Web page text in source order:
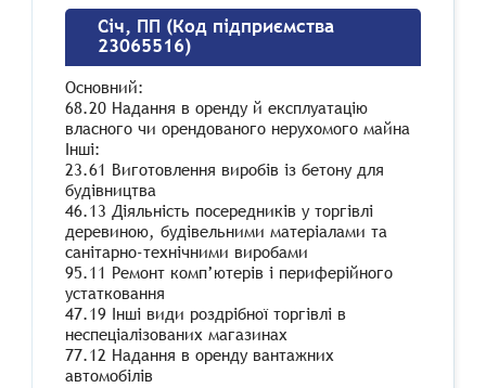
Січ, ПП (Код підприємства
23065516)
Основний:
68.20 Надання в оренду й експлуатацію
власного чи орендованого нерухомого майна
Інші:
23.61 Виготовлення виробів із бетону для
будівництва
46.13 Діяльність посередників у торгівлі
деревиною, будівельними матеріалами та
санітарно-технічними виробами
95.11 Ремонт комп’ютерів і периферійного
устатковання
47.19 Інші види роздрібної торгівлі в
неспеціалізованих магазинах
77.12 Надання в оренду вантажних
автомобілів